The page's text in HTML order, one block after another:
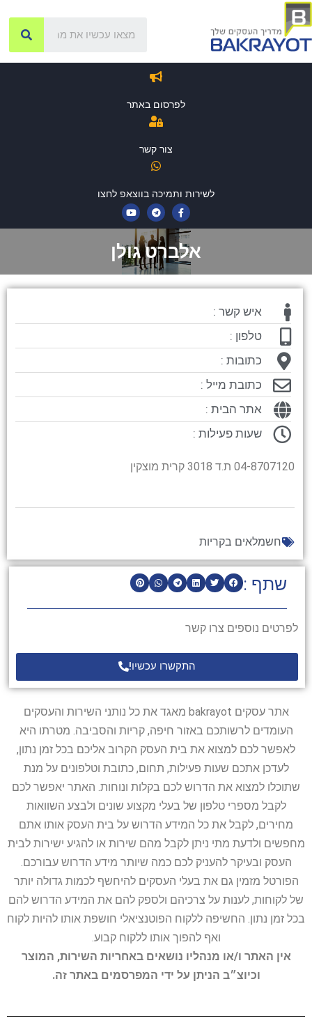
לפרסום באתר
צור קשר
לשירות ותמיכה בווצאפ לחצו
אלברט גולן
שתף :
לפרטים נוספים צרו קשר
התקשרו עכשיו!
איש קשר :
טלפון :
כתובות :
כתובת מייל :
אתר הבית :
שעות פעילות :
04-8707120 ת.ד 3018 קרית מוצקין
חשמלאים בקריות
אתר עסקים bakrayot מאגד את כל נותני השירות והעסקים
העומדים לרשותכם באזור חיפה, קריות והסביבה. מטרתו היא
לאפשר לכם למצוא את בית העסק הקרוב אליכם בכל זמן נתון,
לעדכן אתכם שעות פעילות, תחום, כתובת וטלפונים על מנת
שתוכלו למצוא את הדרוש לכם בקלות ונוחות. האתר יאפשר לכם
לקבל מספרי טלפון של בעלי מקצוע שונים ולבצע השוואות
מחירים, לקבל את כל המידע הדרוש על בית העסק אותו אתם
מחפשים ולדעת מתי ניתן לקבל מהם שירות או להגיע ישירות לבית
העסק ובעיקר להעניק לכם כמה שיותר מידע הדרוש עבורכם.
הפורטל מזמין גם את בעלי העסקים להיחשף לכמות גדולה יותר
של לקוחות, לענות על צרכיהם ולספק להם את המידע הדרוש להם
בכל זמן נתון. החשיפה ללקוח הפוטנציאלי חושפת אותו להיות לקוח
ואף להפוך אותו ללקוח קבוע.
אין האתר ו/או מנהליו נושאים באחריות השירות, המוצר
וכיוצ״ב הניתן על ידי המפרסמים באתר זה.